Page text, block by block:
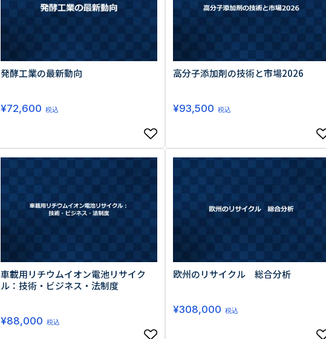
発酵工業の最新動向
¥72,600 税込
高分子添加剤の技術と市場2026
¥93,500 税込
車載用リチウムイオン電池リサイク
ル：技術・ビジネス・法制度
¥88,000 税込
欧州のリサイクル 総合分析
¥308,000 税込